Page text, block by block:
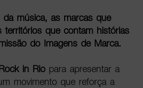
música, as marcas que
territórios que contam histórias
do Imagens de Marca.
Rock in Riopara apresentar a
movimento que reforça a